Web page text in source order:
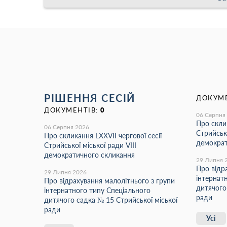
РІШЕННЯ СЕСІЙ
ДОКУМЕНТІВ: 0
06 Серпня 2026
Про скликання LХХVІІ чергової сесії
Стрийської міської ради VIII
демократичного скликання
29 Липня 2026
Про відрахування малолітнього з групи
інтернатного типу Спеціального
дитячого садка № 15 Стрийської міської
ради
06 Серпня
Про
29 Липня
Про
ради
Усі